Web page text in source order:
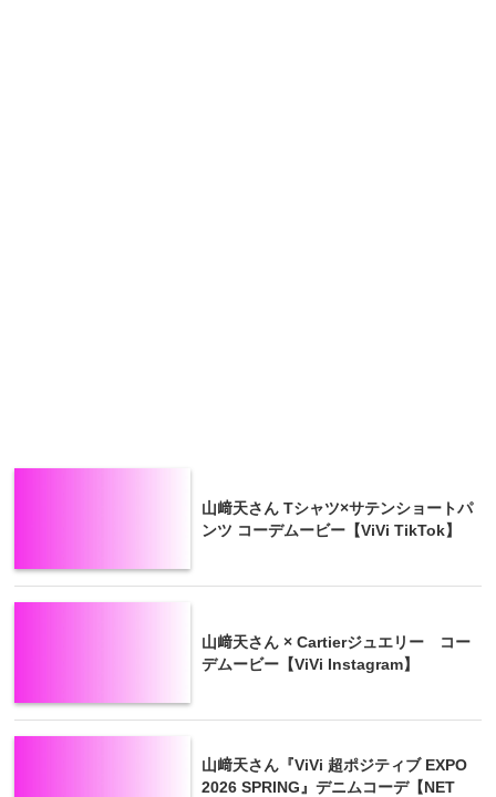
山﨑天さん Tシャツ×サテンショートパ
ンツ コーデムービー【ViVi TikTok】
山﨑天さん × Cartierジュエリー コー
デムービー【ViVi Instagram】
山﨑天さん『ViVi 超ポジティブ EXPO
2026 SPRING』デニムコーデ【NET